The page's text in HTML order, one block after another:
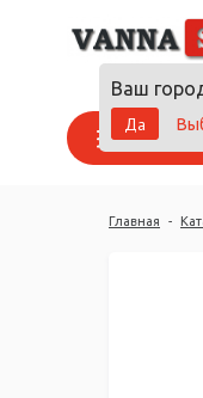
Ваш
Да
Главная -